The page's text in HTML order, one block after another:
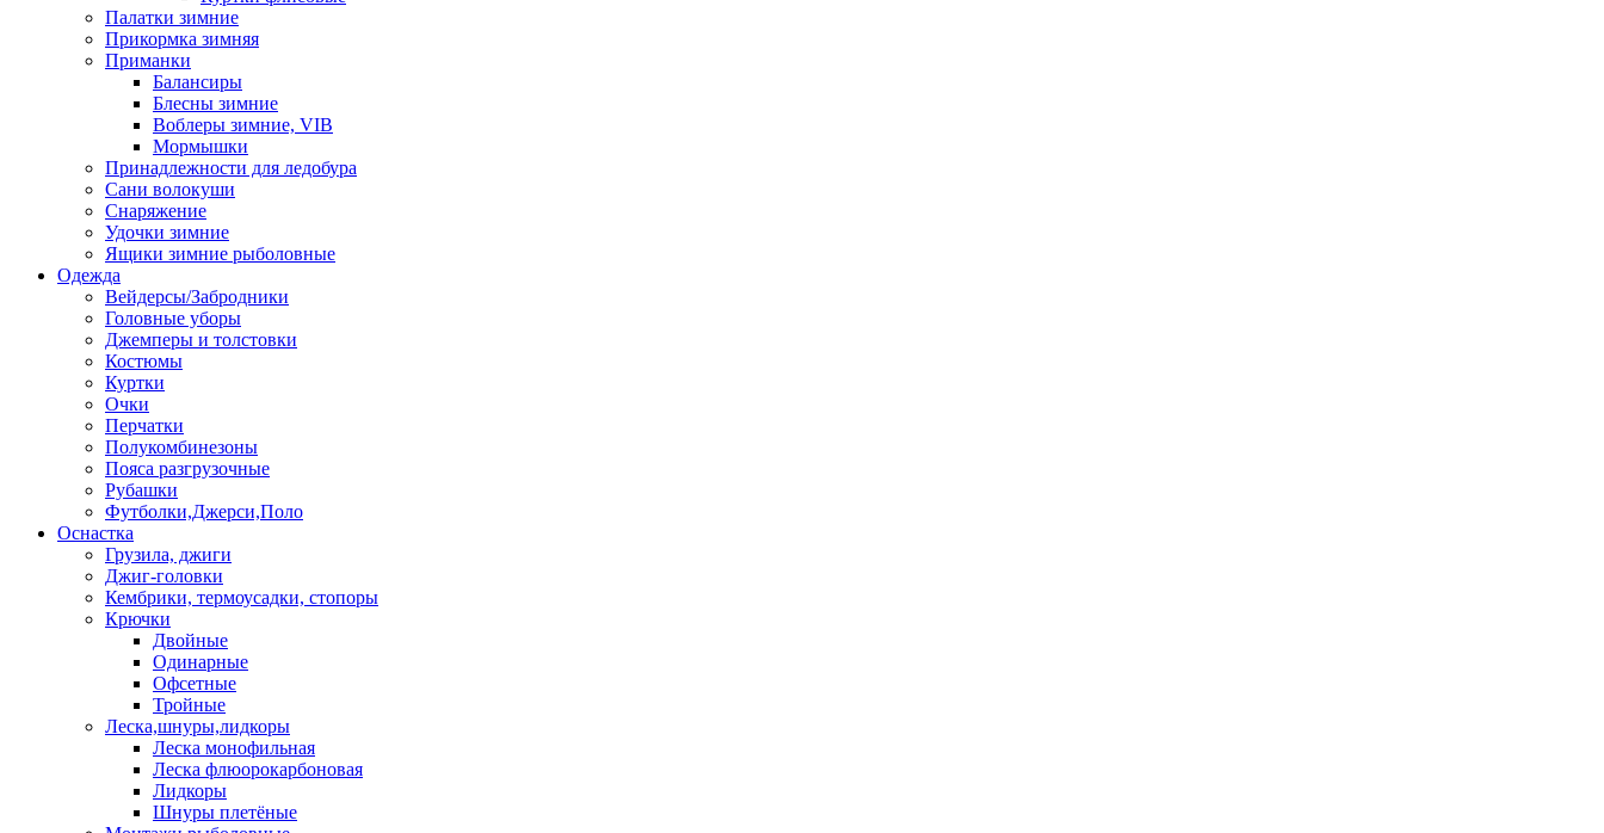
Палатки зимние
Прикормка зимняя
Приманки
Балансиры
Блесны зимние
Воблеры зимние, VIB
Мормышки
Принадлежности для ледобура
Сани волокуши
Снаряжение
Удочки зимние
Ящики зимние рыболовные
Одежда
Вейдерсы/Забродники
Головные уборы
Джемперы и толстовки
Костюмы
Куртки
Очки
Перчатки
Полукомбинезоны
Пояса разгрузочные
Рубашки
Футболки,Джерси,Поло
Оснастка
Грузила, джиги
Джиг-головки
Кембрики, термоусадки, стопоры
Крючки
Двойные
Одинарные
Офсетные
Тройные
Леска,шнуры,лидкоры
Леска монофильная
Леска флюорокарбоновая
Лидкоры
Шнуры плетёные